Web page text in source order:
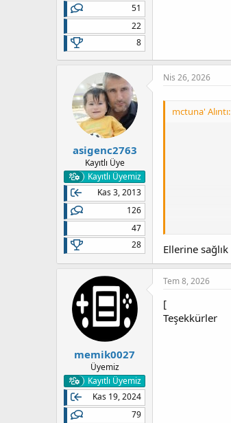
51
22
8
asigenc2763
Kayıtlı Üye
Kayıtlı Üyemiz
Kas 3, 2013
126
47
28
Nis 26, 2026
mctuna' Alıntı:
Ellerine sağlık
memik0027
Üyemiz
Kayıtlı Üyemiz
Kas 19, 2024
79
Tem 8, 2026
[
Teşekkürler